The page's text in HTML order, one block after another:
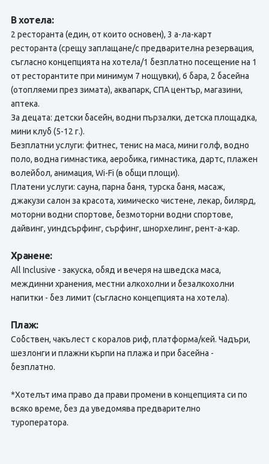
В хотела:
2 ресторанта (един, от които основен), 3 а-ла-карт
ресторанта (срещу заплащане/с предварителна резервация,
съгласно концепцията на хотела/1 безплатно посещение на 1
от ресторантите при минимум 7 нощувки), 6 бара, 2 басейна
(отопляеми през зимата), аквапарк, СПА център, магазини,
аптека.
За децата: детски басейн, водни пързалки, детска площадка,
мини клуб (5-12 г.).
Безплатни услуги: фитнес, тенис на маса, мини голф, водно
поло, водна гимнастика, аеробика, гимнастика, дартс, плажен
волейбол, анимация, Wi-Fi (в общи площи).
Платени услуги: сауна, парна баня, турска баня, масаж,
джакузи салон за красота, химическо чистене, лекар, билярд,
моторни водни спортове, безмоторни водни спортове,
дайвинг, уиндсърфинг, сърфинг, шнорхелинг, рент-а-кар.
Хранене:
All Inclusive - закуска, обяд и вечеря на шведска маса,
междинни хранения, местни алкохолни и безалкохолни
напитки - без лимит (съгласно концепцията на хотела).
Плаж:
Собствен, чакълест с коралов риф, платформа/кей. Чадъри,
шезлонги и плажни кърпи на плажа и при басейна -
безплатно.
*Хотелът има право да прави промени в концепцията си по
всяко време, без да уведомява предварително
туроператора.